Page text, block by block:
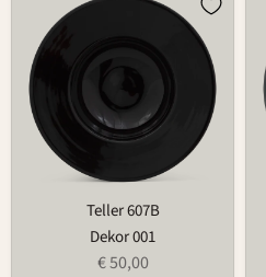
Teller 607B
Dekor 001
€ 50,00